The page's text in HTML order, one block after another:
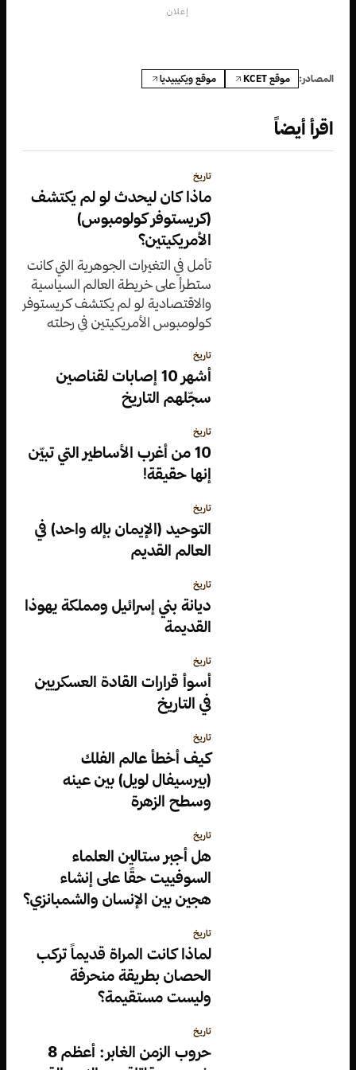
إعلان
المصادر: موقع KCET موقع ويكيبيديا
اقرأ أيضاً
تاريخ
ماذا كان ليحدث لو لم يكتشف
(كريستوفر كولومبوس)
الأمريكيتين؟
تأمل في التغيرات الجوهرية التي كانت
ستطرأ على خريطة العالم السياسية
والاقتصادية لو لم يكتشف كريستوفر
كولومبوس الأمريكيتين في رحلته
تاريخ
أشهر 10 إصابات لقناصين
سجّلهم التاريخ
تاريخ
10 من أغرب الأساطير التي تبيّن
إنها حقيقة!
تاريخ
التوحيد (الإيمان بإله واحد) في
العالم القديم
تاريخ
ديانة بني إسرائيل ومملكة يهوذا
القديمة
تاريخ
أسوأ قرارات القادة العسكريين
في التاريخ
تاريخ
كيف أخطأ عالم الفلك
(بيرسيفال لويل) بين عينه
وسطح الزهرة
تاريخ
هل أجبر ستالين العلماء
السوفييت حقًا على إنشاء
هجين بين الإنسان والشمبانزي؟
تاريخ
لماذا كانت المراة قديماً تركب
الحصان بطريقة منحرفة
وليست مستقيمة؟
تاريخ
حروب الزمن الغابر: أعظم 8